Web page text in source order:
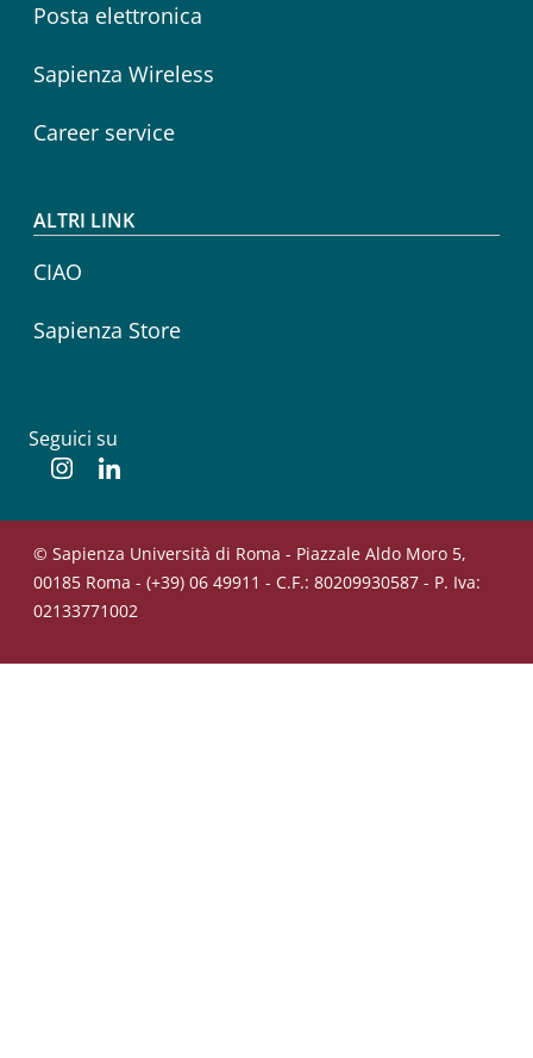
Posta elettronica
Sapienza Wireless
Career service
ALTRI LINK
CIAO
Sapienza Store
Seguici su
Instagram
© Sapienza Università di Roma - Piazzale Aldo Moro 5,
00185 Roma - (+39) 06 49911 - C.F.: 80209930587 - P. Iva:
02133771002